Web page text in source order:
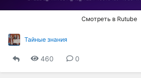
Смотреть в Rutube
Тайные знания
460 0